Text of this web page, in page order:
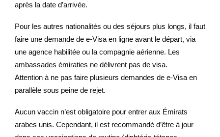
après la date d’arrivée.
Pour les autres nationalités ou des séjours plus longs, il faut
faire une demande de e-Visa en ligne avant le départ, via
une agence habilitée ou la compagnie aérienne. Les
ambassades émiraties ne délivrent pas de visa.
Attention à ne pas faire plusieurs demandes de e-Visa en
parallèle sous peine de rejet.
Aucun vaccin n’est obligatoire pour entrer aux Émirats
arabes unis. Cependant, il est recommandé d’être à jour